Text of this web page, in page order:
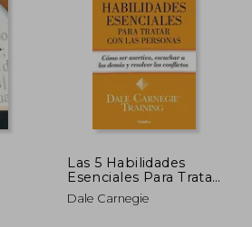
45%
Las 5 Habilidades
Esenciales Para Tratar
con las Personas
Dale Carnegie